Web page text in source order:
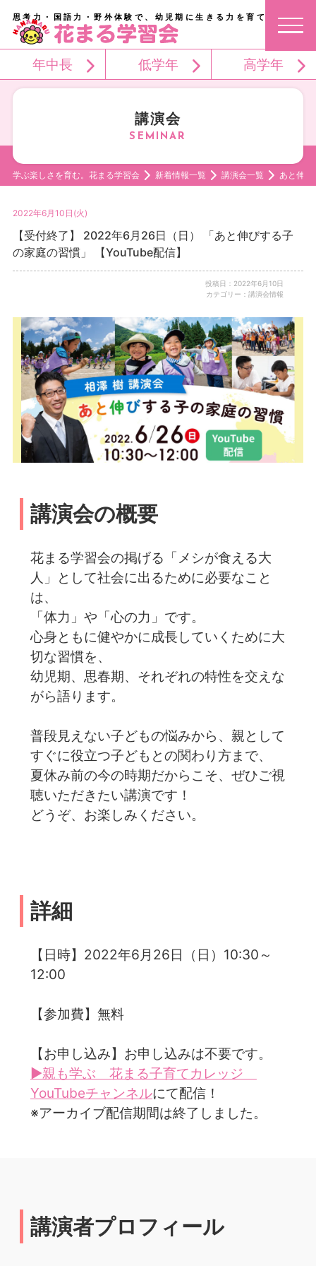
思考力・国語力・野外体験で、幼児期に生きる力を育てる。
年中長 低学年 高学年
講演会
学ぶ楽しさを育む。花まる学習会 新着情報一覧 講演会一覧 あと伸び
2022年6月10日(火)
【受付終了】 2022年6月26日（日） 「あと伸びする子
の家庭の習慣」 【YouTube配信】
投稿日：2022年6月10日
カテゴリー：講演会情報
講演会の概要
花まる学習会の掲げる「メシが食える大
人」として社会に出るために必要なこと
は、
「体力」や「心の力」です。
心身ともに健やかに成長していくために大
切な習慣を、
幼児期、思春期、それぞれの特性を交えな
がら語ります。
普段見えない子どもの悩みから、親として
すぐに役立つ子どもとの関わり方まで、
夏休み前の今の時期だからこそ、ぜひご視
聴いただきたい講演です！
どうぞ、お楽しみください。
詳細
【日時】2022年6月26日（日）10:30～
12:00
【参加費】無料
【お申し込み】お申し込みは不要です。
▶親も学ぶ 花まる子育てカレッジ
YouTubeチャンネルにて配信！
※アーカイブ配信期間は終了しました。
講演者プロフィール